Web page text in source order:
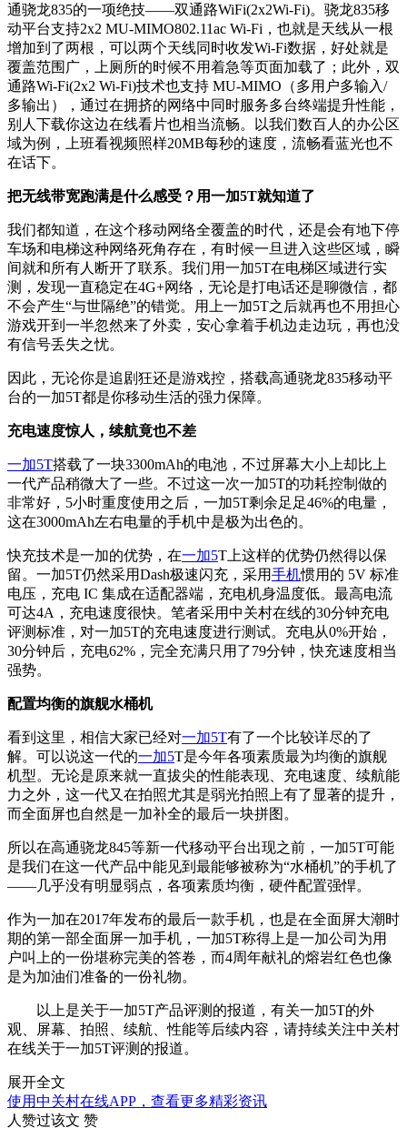
通骁龙835的一项绝技——双通路WiFi(2x2Wi-Fi)。骁龙835移
动平台支持2x2 MU-MIMO802.11ac Wi-Fi，也就是天线从一根
增加到了两根，可以两个天线同时收发Wi-Fi数据，好处就是
覆盖范围广，上厕所的时候不用着急等页面加载了；此外，双
通路Wi-Fi(2x2 Wi-Fi)技术也支持 MU-MIMO（多用户多输入/
多输出），通过在拥挤的网络中同时服务多台终端提升性能，
别人下载你这边在线看片也相当流畅。以我们数百人的办公区
域为例，上班看视频照样20MB每秒的速度，流畅看蓝光也不
在话下。
把无线带宽跑满是什么感受？用一加5T就知道了
我们都知道，在这个移动网络全覆盖的时代，还是会有地下停
车场和电梯这种网络死角存在，有时候一旦进入这些区域，瞬
间就和所有人断开了联系。我们用一加5T在电梯区域进行实
测，发现一直稳定在4G+网络，无论是打电话还是聊微信，都
不会产生“与世隔绝”的错觉。用上一加5T之后就再也不用担心
游戏开到一半忽然来了外卖，安心拿着手机边走边玩，再也没
有信号丢失之忧。
因此，无论你是追剧狂还是游戏控，搭载高通骁龙835移动平
台的一加5T都是你移动生活的强力保障。
充电速度惊人，续航竟也不差
一加5T搭载了一块3300mAh的电池，不过屏幕大小上却比上
一代产品稍微大了一些。不过这一次一加5T的功耗控制做的
非常好，5小时重度使用之后，一加5T剩余足足46%的电量，
这在3000mAh左右电量的手机中是极为出色的。
快充技术是一加的优势，在一加5T上这样的优势仍然得以保
留。一加5T仍然采用Dash极速闪充，采用手机惯用的 5V 标准
电压，充电 IC 集成在适配器端，充电机身温度低。最高电流
可达4A，充电速度很快。笔者采用中关村在线的30分钟充电
评测标准，对一加5T的充电速度进行测试。充电从0%开始，
30分钟后，充电62%，完全充满只用了79分钟，快充速度相当
强势。
配置均衡的旗舰水桶机
看到这里，相信大家已经对一加5T有了一个比较详尽的了
解。可以说这一代的一加5T是今年各项素质最为均衡的旗舰
机型。无论是原来就一直拔尖的性能表现、充电速度、续航能
力之外，这一代又在拍照尤其是弱光拍照上有了显著的提升，
而全面屏也自然是一加补全的最后一块拼图。
所以在高通骁龙845等新一代移动平台出现之前，一加5T可能
是我们在这一代产品中能见到最能够被称为“水桶机”的手机了
——几乎没有明显弱点，各项素质均衡，硬件配置强悍。
作为一加在2017年发布的最后一款手机，也是在全面屏大潮时
期的第一部全面屏一加手机，一加5T称得上是一加公司为用
户叫上的一份堪称完美的答卷，而4周年献礼的熔岩红色也像
是为加油们准备的一份礼物。
以上是关于一加5T产品评测的报道，有关一加5T的外
观、屏幕、拍照、续航、性能等后续内容，请持续关注中关村
在线关于一加5T评测的报道。
展开全文
使用中关村在线APP，查看更多精彩资讯
人赞过该文 赞